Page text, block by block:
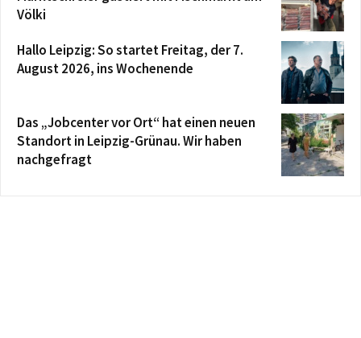
Völki
Hallo Leipzig: So startet Freitag, der 7.
August 2026, ins Wochenende
Das „Jobcenter vor Ort“ hat einen neuen
Standort in Leipzig-Grünau. Wir haben
nachgefragt